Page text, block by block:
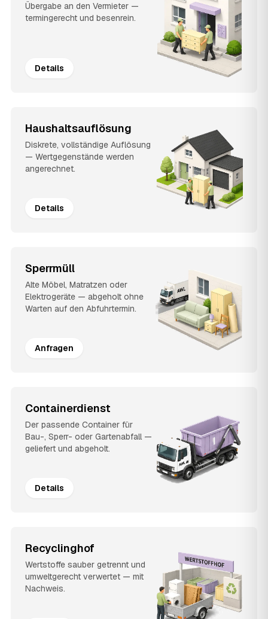
Übergabe an den Vermieter —
termingerecht und besenrein.
Details
Haushaltsauflösung
Diskrete, vollständige Auflösung
— Wertgegenstände werden
angerechnet.
Details
Sperrmüll
Alte Möbel, Matratzen oder
Elektrogeräte — abgeholt ohne
Warten auf den Abfuhrtermin.
Anfragen
Containerdienst
Der passende Container für
Bau-, Sperr- oder Gartenabfall —
geliefert und abgeholt.
Details
Recyclinghof
Wertstoffe sauber getrennt und
umweltgerecht verwertet — mit
Nachweis.